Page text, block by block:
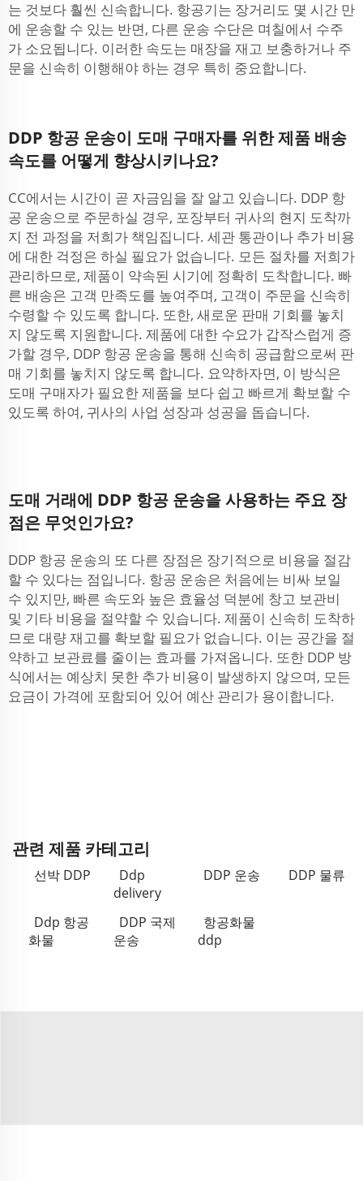
는 것보다 훨씬 신속합니다. 항공기는 장거리도 몇 시간 만
에 운송할 수 있는 반면, 다른 운송 수단은 며칠에서 수주
가 소요됩니다. 이러한 속도는 매장을 재고 보충하거나 주
문을 신속히 이행해야 하는 경우 특히 중요합니다.
DDP 항공 운송이 도매 구매자를 위한 제품 배송
속도를 어떻게 향상시키나요?
CC에서는 시간이 곧 자금임을 잘 알고 있습니다. DDP 항
공 운송으로 주문하실 경우, 포장부터 귀사의 현지 도착까
지 전 과정을 저희가 책임집니다. 세관 통관이나 추가 비용
에 대한 걱정은 하실 필요가 없습니다. 모든 절차를 저희가
관리하므로, 제품이 약속된 시기에 정확히 도착합니다. 빠
른 배송은 고객 만족도를 높여주며, 고객이 주문을 신속히
수령할 수 있도록 합니다. 또한, 새로운 판매 기회를 놓치
지 않도록 지원합니다. 제품에 대한 수요가 갑작스럽게 증
가할 경우, DDP 항공 운송을 통해 신속히 공급함으로써 판
매 기회를 놓치지 않도록 합니다. 요약하자면, 이 방식은
도매 구매자가 필요한 제품을 보다 쉽고 빠르게 확보할 수
있도록 하여, 귀사의 사업 성장과 성공을 돕습니다.
도매 거래에 DDP 항공 운송을 사용하는 주요 장
점은 무엇인가요?
DDP 항공 운송의 또 다른 장점은 장기적으로 비용을 절감
할 수 있다는 점입니다. 항공 운송은 처음에는 비싸 보일
수 있지만, 빠른 속도와 높은 효율성 덕분에 창고 보관비
및 기타 비용을 절약할 수 있습니다. 제품이 신속히 도착하
므로 대량 재고를 확보할 필요가 없습니다. 이는 공간을 절
약하고 보관료를 줄이는 효과를 가져옵니다. 또한 DDP 방
식에서는 예상치 못한 추가 비용이 발생하지 않으며, 모든
요금이 가격에 포함되어 있어 예산 관리가 용이합니다.
관련 제품 카테고리
선박 DDP
Ddp
delivery
DDP 운송 DDP 물류
Ddp 항공
화물
DDP 국제
운송
항공화물
ddp